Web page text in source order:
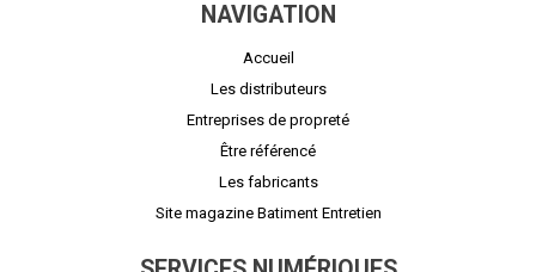
NAVIGATION
Accueil
Les distributeurs
Entreprises de propreté
Être référencé
Les fabricants
Site magazine Batiment Entretien